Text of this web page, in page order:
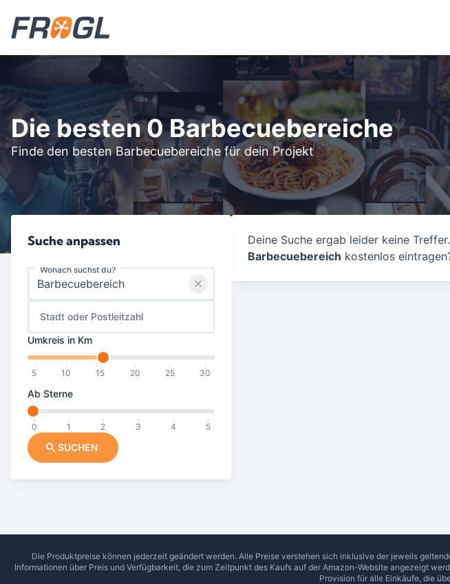
Die besten 0 Barbecuebereiche
Finde den besten Barbecuebereiche für dein Projekt
Suche anpassen
Wonach suchst du?
Stadt oder Postleitzahl
Umkreis in Km
5 10 15 20 25 30
Ab Sterne
0 1 2 3 4 5
SUCHEN
Deine Suche ergab leider keine
Barbecuebereich kostenlos
Die Produktpreise können jederzeit geändert werden. Alle Preise verstehen sich inklusive der jeweils
Informationen über Preis und Verfügbarkeit, die zum Zeitpunkt des Kaufs auf der Amazon-Website angezeigt
Provision für alle Einkäufe, die